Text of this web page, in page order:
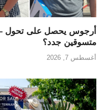
أرجوس يحصل على تحول
متسوقين جدد؟
أغسطس 7, 2026